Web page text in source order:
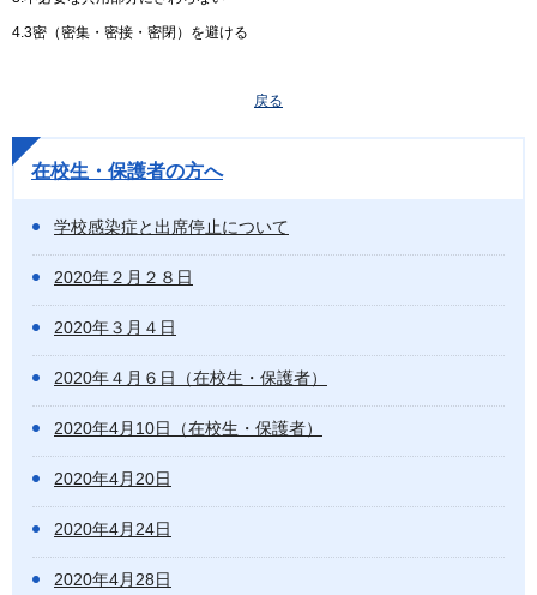
4.3密（密集・密接・密閉）を避ける
戻る
在校生・保護者の方へ
学校感染症と出席停止について
2020年２月２８日
2020年３月４日
2020年４月６日（在校生・保護者）
2020年4月10日（在校生・保護者）
2020年4月20日
2020年4月24日
2020年4月28日